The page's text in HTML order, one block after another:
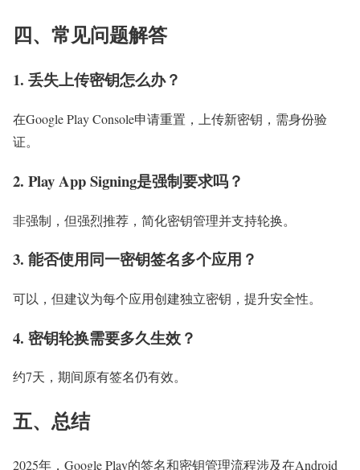
四、常见问题解答
1. 丢失上传密钥怎么办？
在Google Play Console申请重置，上传新密钥，需身份验
证。
2. Play App Signing是强制要求吗？
非强制，但强烈推荐，简化密钥管理并支持轮换。
3. 能否使用同一密钥签名多个应用？
可以，但建议为每个应用创建独立密钥，提升安全性。
4. 密钥轮换需要多久生效？
约7天，期间原有签名仍有效。
五、总结
2025年，Google Play的签名和密钥管理流程涉及在Android